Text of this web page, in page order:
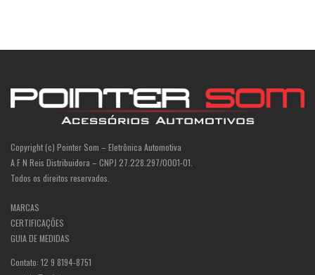
Copyright (c) Pointer Som – Eletrônica Automotiva
A F N Reis Distribuidora – CNPJ 27.228.297/0001-01.
Todos os direitos reservados.
MARCAS
CERTIFICAÇÕES
GUIA DE MEDIDAS
Contato: 12 9 8194-8751